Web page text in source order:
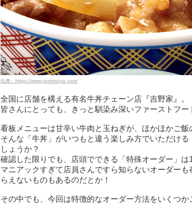
出典：https://www.yoshinoya.com/
全国に店舗を構える有名牛丼チェーン店『吉野家』。
皆さんにとっても、きっと馴染み深いファーストフー
看板メニューは甘辛い牛肉と玉ねぎが、ほかほかご飯
そんな「牛丼」がいつもと違う楽しみ方でいただけ
しょうか？
確認した限りでも、店頭でできる「特殊オーダー」は
マニアックすぎて店員さんですら知らないオーダー
らえないものもあるのだとか！
その中でも、今回は特徴的なオーダー方法をいくつか